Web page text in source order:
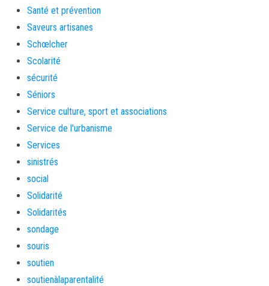
Santé et prévention
Saveurs artisanes
Schœlcher
Scolarité
sécurité
Séniors
Service culture, sport et associations
Service de l'urbanisme
Services
sinistrés
social
Solidarité
Solidarités
sondage
souris
soutien
soutienàlaparentalité